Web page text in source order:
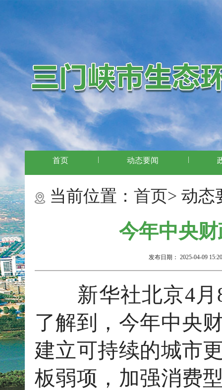
首页 动态要闻
当前位置： 首页> 动态
今年中央
发布日期： 2025-04-09 15:20
新华社北京4月8
了解到，今年中央
建立可持续的城市
板弱项，加强消费